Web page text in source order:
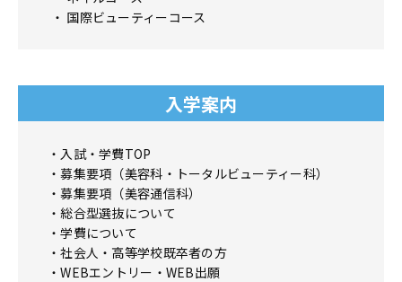
国際ビューティーコース
入学案内
入試・学費TOP
募集要項（美容科・トータルビューティー科）
募集要項（美容通信科）
総合型選抜について
学費について
社会人・高等学校既卒者の方
WEBエントリー・WEB出願